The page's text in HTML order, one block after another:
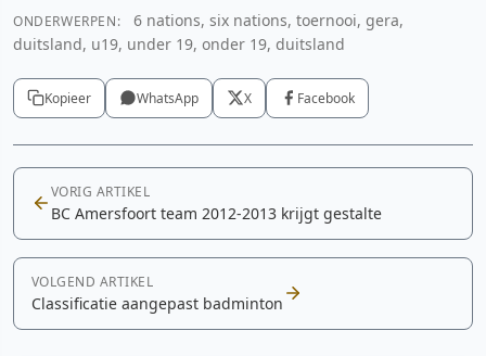
ONDERWERPEN:
6 nations, six nations, toernooi, gera,
duitsland, u19, under 19, onder 19, duitsland
Kopieer WhatsApp X Facebook
VORIG ARTIKEL
BC Amersfoort team 2012-2013 krijgt gestalte
VOLGEND ARTIKEL
Classificatie aangepast badminton